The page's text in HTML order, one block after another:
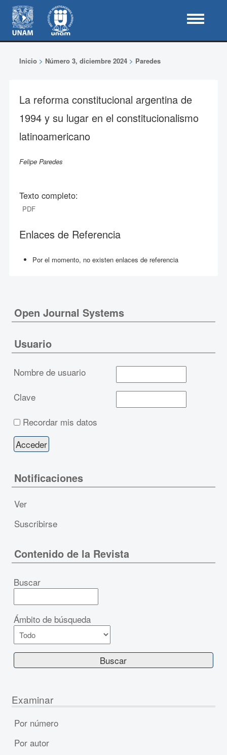
Inicio> Número 3, diciembre 2024> Paredes
La reforma constitucional argentina de
1994 y su lugar en el constitucionalismo
latinoamericano
Felipe Paredes
Texto completo:
PDF
Enlaces de Referencia
Por el momento, no existen enlaces de referencia
Open Journal Systems
Usuario
Nombre de usuario
Clave
Recordar mis datos
Notificaciones
Ver
Suscribirse
Contenido de la Revista
Buscar
Ámbito de búsqueda
Examinar
Por número
Por autor